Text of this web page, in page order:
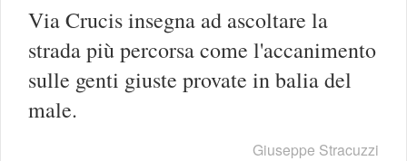
Via Crucis insegna ad ascoltare la
strada più percorsa come l'accanimento
sulle genti giuste provate in balia del
male.
Giuseppe Stracuzzi